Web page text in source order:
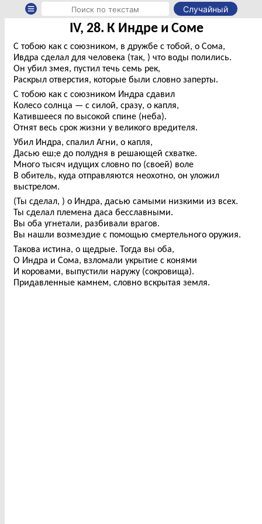
Случайный
IV, 28. К Индре и Соме
С тобою как с союзником, в дружбе с тобой, о Сома,
Ивдра сделал для человека (так, ) что воды полились.
Он убил змея, пустил течь семь рек,
Раскрыл отверстия, которые были словно заперты.
С тобою как с союзником Индра сдавил
Колесо солнца — с силой, сразу, о капля,
Катившееся по высокой спине (неба).
Отнят весь срок жизни у великого вредителя.
Убил Индра, спалил Агни, о капля,
Дасью еш;е до полудня в решающей схватке.
Много тысяч идущих словно по (своей) воле
В обитель, куда отправляются неохотно, он уложил
выстрелом.
(Ты сделал, ) о Индра, дасью самыми низкими из всех.
Ты сделал племена даса бесславными.
Вы оба угнетали, разбивали врагов.
Вы нашли возмездие с помощью смертельного оружия.
Такова истина, о щедрые. Тогда вы оба,
О Индра и Сома, взломали укрытие с конями
И коровами, выпустили наружу (сокровища).
Придавленные камнем, словно вскрытая земля.